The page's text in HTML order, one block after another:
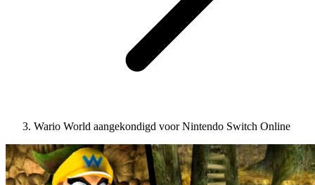
Wario World aangekondigd voor Nintendo Switch Online